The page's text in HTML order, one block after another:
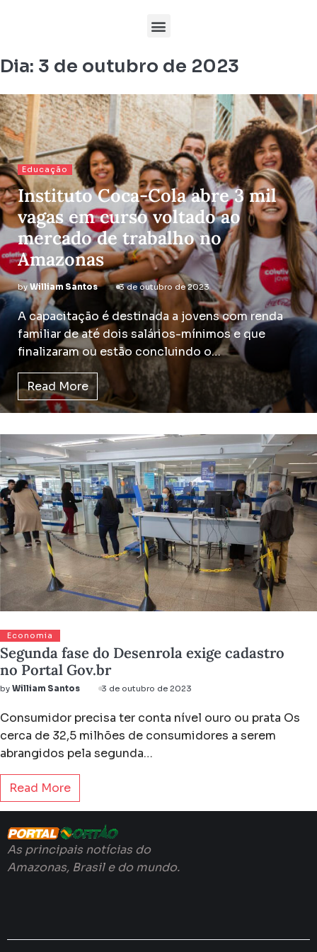
Dia: 3 de outubro de 2023
Educação
Instituto Coca-Cola abre 3 mil
vagas em curso voltado ao
mercado de trabalho no
Amazonas
by William Santos 3 de outubro de 2023
A capacitação é destinada a jovens com renda
familiar de até dois salários-mínimos e que
finalizaram ou estão concluindo o…
Read More
Economia
Segunda fase do Desenrola exige cadastro
no Portal Gov.br
by William Santos 3 de outubro de 2023
Consumidor precisa ter conta nível ouro ou prata Os
cerca de 32,5 milhões de consumidores a serem
abrangidos pela segunda…
Read More
As principais notícias do
Amazonas, Brasil e do mundo.